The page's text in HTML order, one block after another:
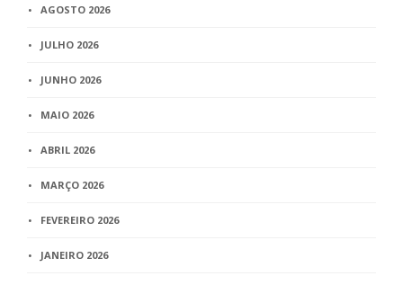
AGOSTO 2026
JULHO 2026
JUNHO 2026
MAIO 2026
ABRIL 2026
MARÇO 2026
FEVEREIRO 2026
JANEIRO 2026